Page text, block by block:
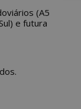
(A5
e futura